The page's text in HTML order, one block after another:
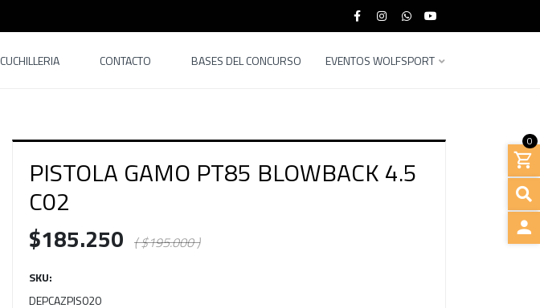
CUCHILLERIA CONTACTO BASES DEL CONCURSO EVENTOS WOLFSPORT
0
PISTOLA GAMO PT85 BLOWBACK 4.5
C02
$185.250 ( $195.000 )
SKU:
DEPCAZPIS020